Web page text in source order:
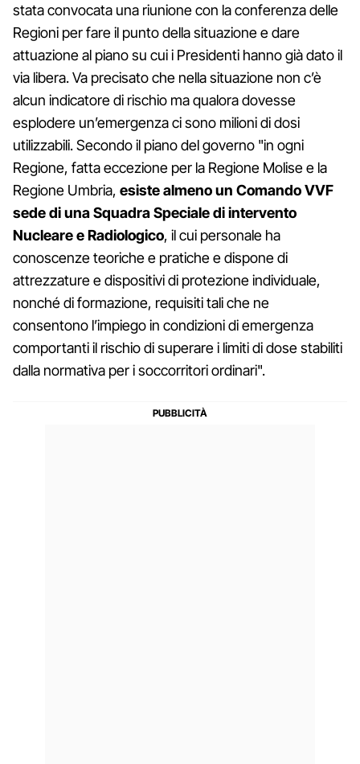
stata convocata una riunione con la conferenza delle
Regioni per fare il punto della situazione e dare
attuazione al piano su cui i Presidenti hanno già dato il
via libera. Va precisato che nella situazione non c’è
alcun indicatore di rischio ma qualora dovesse
esplodere un’emergenza ci sono milioni di dosi
utilizzabili. Secondo il piano del governo "in ogni
Regione, fatta eccezione per la Regione Molise e la
Regione Umbria, esiste almeno un Comando VVF
sede di una Squadra Speciale di intervento
Nucleare e Radiologico, il cui personale ha
conoscenze teoriche e pratiche e dispone di
attrezzature e dispositivi di protezione individuale,
nonché di formazione, requisiti tali che ne
consentono l’impiego in condizioni di emergenza
comportanti il rischio di superare i limiti di dose stabiliti
dalla normativa per i soccorritori ordinari".